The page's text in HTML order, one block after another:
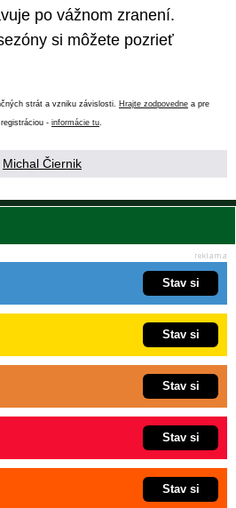
po vážnom zranení.
si môžete pozrieť
strát a vzniku závislosti. Hrajte zodpovedne a pre
- informácie tu
Michal Čiernik
Stav si
Stav si
Stav si
Stav si
Stav si